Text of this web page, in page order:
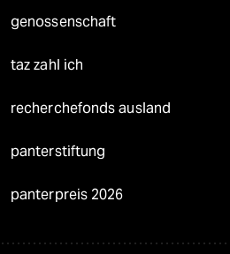
genossenschaft
taz zahl ich
recherchefonds ausland
panterstiftung
panterpreis 2026